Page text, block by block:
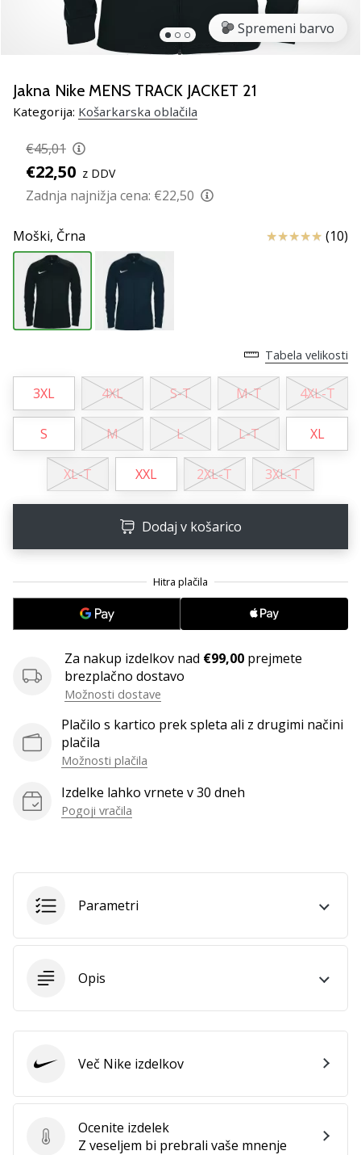
kot
brend
Prikaži
članke
Spremeni barvo
Jakna Nike MENS TRACK JACKET 21
Kategorija: Košarkarska oblačila
€45,01
€22,50 z DDV
Zadnja najnižja cena: €22,50
Moški, Črna Ocena izdelka
(10)
Tabela velikosti
3XL 4XL S-T M-T 4XL-T
S M L L-T XL
XL-T XXL 2XL-T 3XL-T
Dodaj v košarico
Za nakup izdelkov nad €99,00 prejmete
brezplačno dostavo
Možnosti dostave
Plačilo s kartico prek spleta ali z drugimi načini
plačila
Možnosti plačila
Izdelke lahko vrnete v 30 dneh
Pogoji vračila
Parametri
Opis
Ocenite izdelek
Ocenite izdelek
Z veseljem bi prebrali vaše mnenje
Nike Več Nike izdelkov